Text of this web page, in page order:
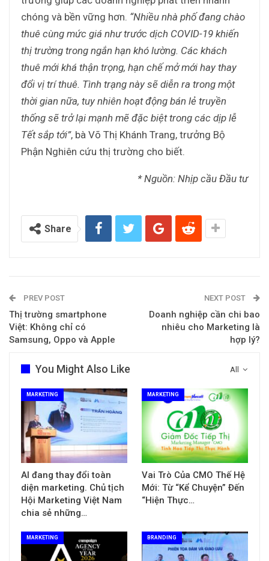
chóng và bền vững hơn. “Nhiều nhà phố đang chào
thuê cùng mức giá như trước dịch COVID-19 khiến
thị trường trong ngắn hạn khó lường. Các khách
thuê mới khá thận trọng, hạn chế mở mới hay thay
đổi vị trí thuê. Tình trạng này sẽ diễn ra trong một
thời gian nữa, tuy nhiên hoạt động bán lẻ truyền
thống sẽ trở lại mạnh mẽ đặc biệt trong các dịp lễ
Tết sắp tới”, bà Võ Thị Khánh Trang, trưởng Bộ
Phận Nghiên cứu thị trường cho biết.
* Nguồn: Nhịp cầu Đầu tư
Share
PREV POST
Thị trường smartphone
Việt: Không chỉ có
Samsung, Oppo và Apple
NEXT POST
Doanh nghiệp cần chi bao
nhiêu cho Marketing là
hợp lý?
All
You Might Also Like
MARKETING
AI đang thay đổi toàn
diện marketing. Chủ tịch
Hội Marketing Việt Nam
chia sẻ những…
MARKETING
Vai Trò Của CMO Thế Hệ
Mới: Từ “Kể Chuyện” Đến
“Hiện Thực…
MARKETING BRANDING